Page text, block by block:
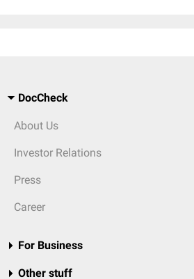
DocCheck
About Us
Investor Relations
Press
Career
For Business
Other stuff